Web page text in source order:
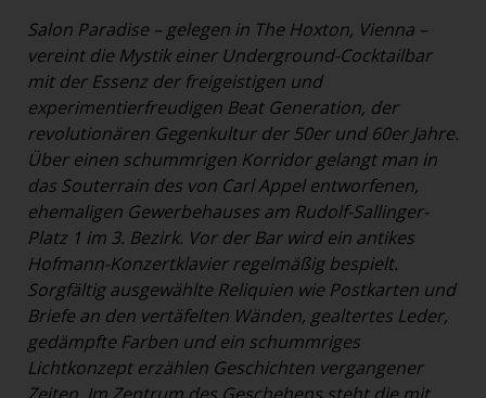
Salon Paradise – gelegen in The Hoxton, Vienna –
vereint die Mystik einer Underground-Cocktailbar
mit der Essenz der freigeistigen und
experimentierfreudigen Beat Generation, der
revolutionären Gegenkultur der 50er und 60er Jahre.
Über einen schummrigen Korridor gelangt man in
das Souterrain des von Carl Appel entworfenen,
ehemaligen Gewerbehauses am Rudolf-Sallinger-
Platz 1 im 3. Bezirk. Vor der Bar wird ein antikes
Hofmann-Konzertklavier regelmäßig bespielt.
Sorgfältig ausgewählte Reliquien wie Postkarten und
Briefe an den vertäfelten Wänden, gealtertes Leder,
gedämpfte Farben und ein schummriges
Lichtkonzept erzählen Geschichten vergangener